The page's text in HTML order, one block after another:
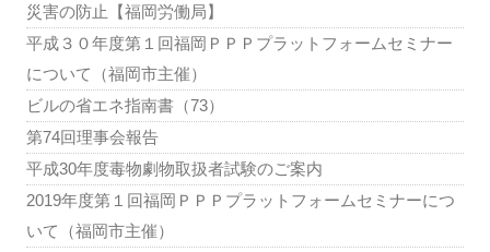
災害の防止【福岡労働局】
平成３０年度第１回福岡ＰＰＰプラットフォームセミナー
について（福岡市主催）
ビルの省エネ指南書（73）
第74回理事会報告
平成30年度毒物劇物取扱者試験のご案内
2019年度第１回福岡ＰＰＰプラットフォームセミナーにつ
いて（福岡市主催）